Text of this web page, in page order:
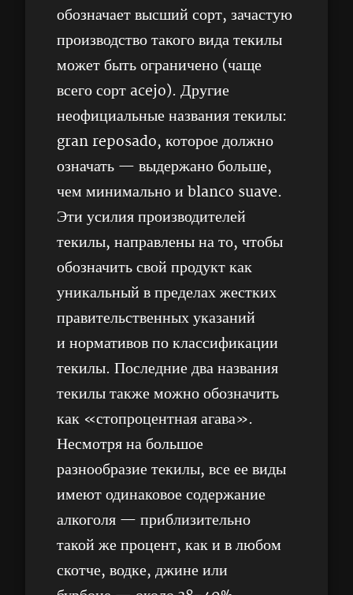
обозначает высший сорт, зачастую
производство такого вида текилы
может быть ограничено (чаще
всего сорт acejo). Другие
неофициальные названия текилы:
gran reposado, которое должно
означать — выдержано больше,
чем минимально и blanco suave.
Эти усилия производителей
текилы, направлены на то, чтобы
обозначить свой продукт как
уникальный в пределах жестких
правительственных указаний
и нормативов по классификации
текилы. Последние два названия
текилы также можно обозначить
как «стопроцентная агава».
Несмотря на большое
разнообразие текилы, все ее виды
имеют одинаковое содержание
алкоголя — приблизительно
такой же процент, как и в любом
скотче, водке, джине или